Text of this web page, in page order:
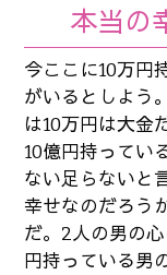
本当の
今ここに10万円
がいるとしよう
は10万円は大金
10億円持ってい
ない足らないと
幸せなのだろう
だ。2人の男の
円持っている男